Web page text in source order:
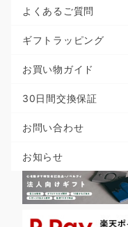
よくあるご質問
ギフトラッピング
お買い物ガイド
30日間交換保証
お問い合わせ
お知らせ